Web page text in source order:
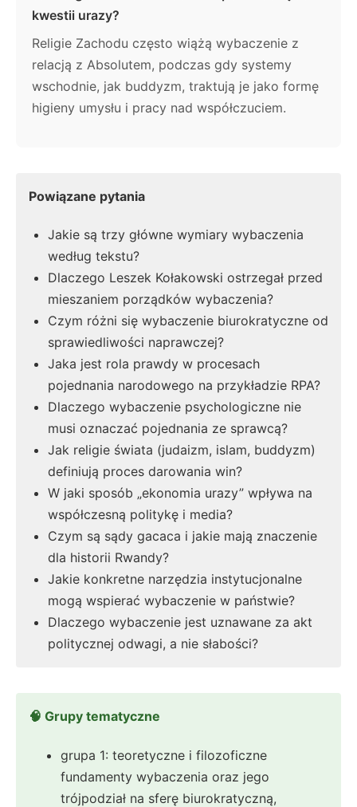
kwestii urazy?
Religie Zachodu często wiążą wybaczenie z
relacją z Absolutem, podczas gdy systemy
wschodnie, jak buddyzm, traktują je jako formę
higieny umysłu i pracy nad współczuciem.
Powiązane pytania
Jakie są trzy główne wymiary wybaczenia
według tekstu?
Dlaczego Leszek Kołakowski ostrzegał przed
mieszaniem porządków wybaczenia?
Czym różni się wybaczenie biurokratyczne od
sprawiedliwości naprawczej?
Jaka jest rola prawdy w procesach
pojednania narodowego na przykładzie RPA?
Dlaczego wybaczenie psychologiczne nie
musi oznaczać pojednania ze sprawcą?
Jak religie świata (judaizm, islam, buddyzm)
definiują proces darowania win?
W jaki sposób „ekonomia urazy” wpływa na
współczesną politykę i media?
Czym są sądy gacaca i jakie mają znaczenie
dla historii Rwandy?
Jakie konkretne narzędzia instytucjonalne
mogą wspierać wybaczenie w państwie?
Dlaczego wybaczenie jest uznawane za akt
politycznej odwagi, a nie słabości?
🧠 Grupy tematyczne
grupa 1: teoretyczne i filozoficzne
fundamenty wybaczenia oraz jego
trójpodział na sferę biurokratyczną,